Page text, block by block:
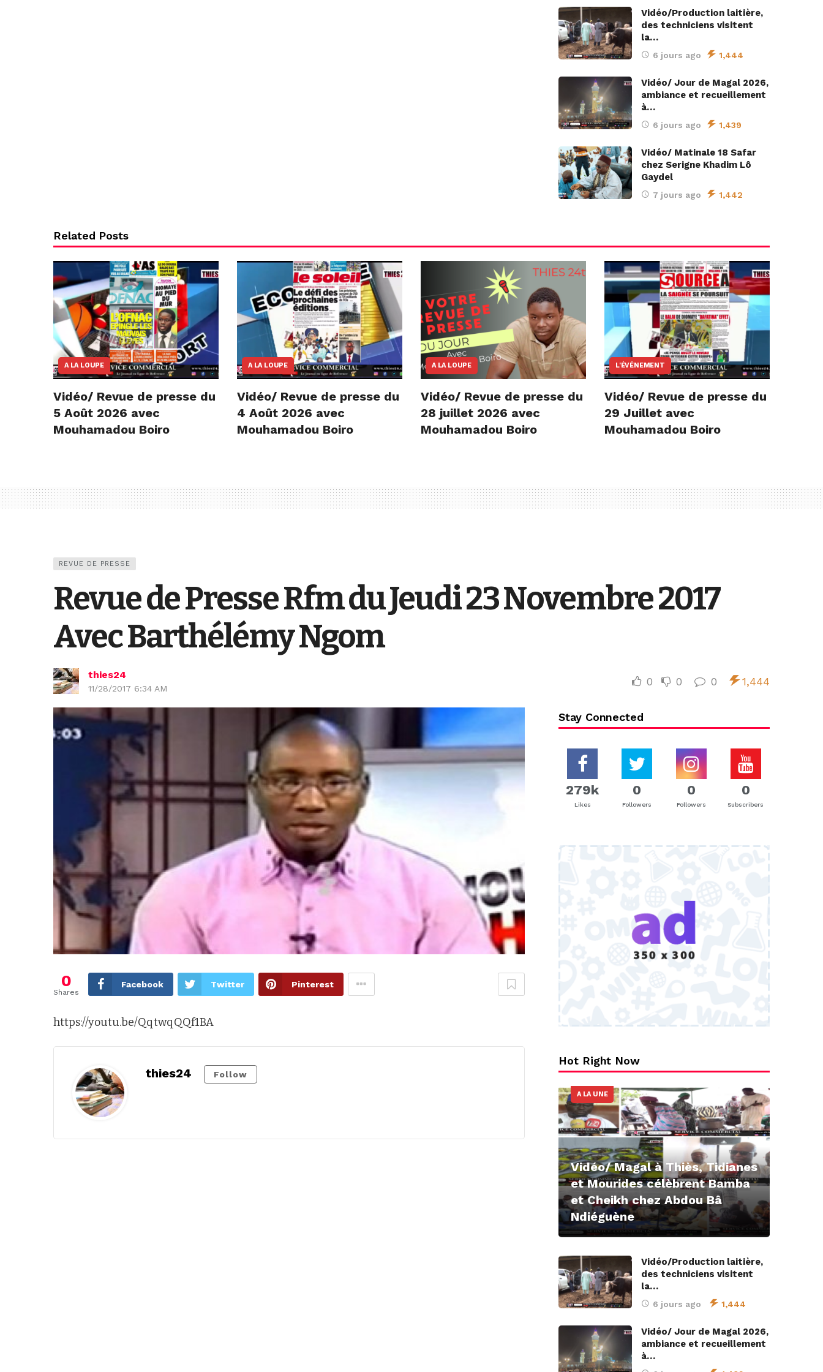
Vidéo/Production laitière,
des techniciens visitent
la…
6 jours ago 1,444
Vidéo/ Jour de Magal 2026,
ambiance et recueillement
à…
6 jours ago 1,439
Vidéo/ Matinale 18 Safar
chez Serigne Khadim Lô
Gaydel
7 jours ago 1,442
Related Posts
A LA LOUPE
Vidéo/ Revue de presse du
5 Août 2026 avec
Mouhamadou Boiro
A LA LOUPE
Vidéo/ Revue de presse du
4 Août 2026 avec
Mouhamadou Boiro
A LA LOUPE
Vidéo/ Revue de presse du
28 juillet 2026 avec
Mouhamadou Boiro
L'ÉVÉNEMENT
Vidéo/ Revue de presse du
29 Juillet avec
Mouhamadou Boiro
REVUE DE PRESSE
Revue de Presse Rfm du Jeudi 23 Novembre 2017
Avec Barthélémy Ngom
thies24
11/28/2017 6:34 AM
0 0 0 1,444
0
Shares
Facebook Twitter Pinterest
https://youtu.be/QqtwqQQf1BA
thies24 Follow
Stay Connected
279k
Likes
0
Followers
0
Followers
0
Subscribers
Hot Right Now
A LA UNE
Vidéo/ Magal à Thiès, Tidianes
et Mourides célèbrent Bamba
et Cheikh chez Abdou Bâ
Ndiéguène
Vidéo/Production laitière,
des techniciens visitent
la…
6 jours ago 1,444
Vidéo/ Jour de Magal 2026,
ambiance et recueillement
à…